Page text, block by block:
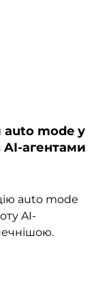
auto mode у
AI-агентами
auto mode
AI-